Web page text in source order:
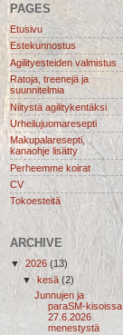
PAGES
Etusivu
Estekunnostus
Agilityesteiden valmistus
Ratoja, treenejä ja
suunnitelmia
Niitystä agilitykentäksi
Urheilujuomaresepti
Makupalaresepti,
kanaohje lisätty
Perheemme koirat
CV
Tokoesteitä
ARCHIVE
▼ 2026 (13)
▼ kesä(2)
Junnujen ja
paraSM-kisoissa
27.6.2026
menestystä